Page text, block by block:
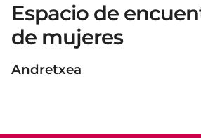
Espacio de
de mujeres
Andretxea